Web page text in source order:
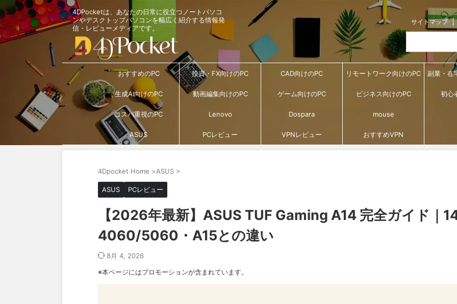
4DPocketは、あなたの日常に役立つノートパソコ
ンやデスクトップパソコンを幅広く紹介する情報発
信・レビューメディアです。
サイトマップ
おすすめのPC 投資・FX向けのPC CAD向けのPC リモートワーク向けのPC 副業・在
生成AI向けのPC 動画編集向けのPC ゲーム向けのPC ビジネス向けのPC 初心
コスパ重視のPC Lenovo Dospara mouse
ASUS PCレビュー VPNレビュー おすすめVPN
4Dpocket Home >ASUS >
ASUS PCレビュー
【2026年最新】ASUS TUF Gaming A14 完全ガイド｜
4060/5060・A15との違い
8月 4, 2026
※本ページにはプロモーションが含まれています。